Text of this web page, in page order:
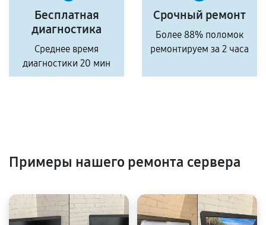
Бесплатная
диагностика
Среднее время
диагностики 20 мин
Срочный ремонт
Более 88% поломок
ремонтируем за 2 часа
Примеры нашего ремонта сервера